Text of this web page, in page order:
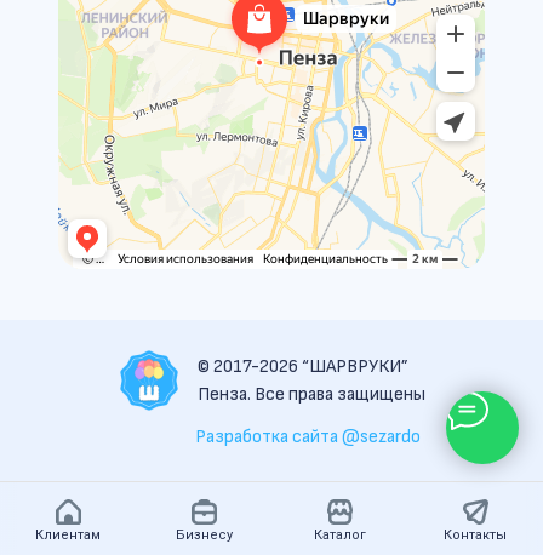
Клиентам Бизнесу Каталог Контакты
© 2017-2026 “ШАРВРУКИ”
Пенза. Все права защищены
Разработка сайта @sezardo